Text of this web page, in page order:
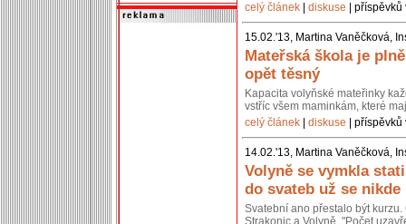
celý článek
diskuse |
15.02.'13, Martina Vaněčková,
Mateřská škola je
opět těsný
Kapacita volyňské mateřinky
vstříc všem maminkám, které
celý článek
diskuse |
14.02.'13, Martina Vaněčková,
Volyně se vymkla
do svateb už se nikde
Svatební ano přestalo být
Strakonic a Volyně. "Počet